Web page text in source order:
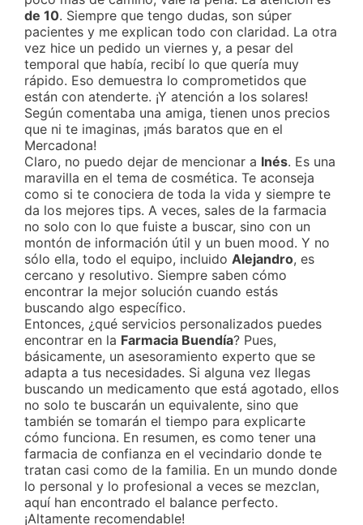
de 10. Siempre que tengo dudas, son súper
pacientes y me explican todo con claridad. La otra
vez hice un pedido un viernes y, a pesar del
temporal que había, recibí lo que quería muy
rápido. Eso demuestra lo comprometidos que
están con atenderte. ¡Y atención a los solares!
Según comentaba una amiga, tienen unos precios
que ni te imaginas, ¡más baratos que en el
Mercadona!
Claro, no puedo dejar de mencionar a Inés. Es una
maravilla en el tema de cosmética. Te aconseja
como si te conociera de toda la vida y siempre te
da los mejores tips. A veces, sales de la farmacia
no solo con lo que fuiste a buscar, sino con un
montón de información útil y un buen mood. Y no
sólo ella, todo el equipo, incluido Alejandro, es
cercano y resolutivo. Siempre saben cómo
encontrar la mejor solución cuando estás
buscando algo específico.
Entonces, ¿qué servicios personalizados puedes
encontrar en la Farmacia Buendía? Pues,
básicamente, un asesoramiento experto que se
adapta a tus necesidades. Si alguna vez llegas
buscando un medicamento que está agotado, ellos
no solo te buscarán un equivalente, sino que
también se tomarán el tiempo para explicarte
cómo funciona. En resumen, es como tener una
farmacia de confianza en el vecindario donde te
tratan casi como de la familia. En un mundo donde
lo personal y lo profesional a veces se mezclan,
aquí han encontrado el balance perfecto.
¡Altamente recomendable!